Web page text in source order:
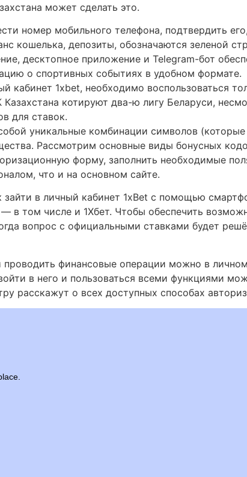
может сделать это.
номер мобильного телефона, подтвердить
кошелька, депозиты, обозначаются зеленой
десктопное приложение и Telegram-бот
о спортивных событиях в удобном формате.
кабинет 1xbet, необходимо воспользоваться
котируют два-ю лигу Беларуси,
для ставок.
уникальные комбинации символов
Рассмотрим основные виды бонусных
форму, заполнить необходимые
что и на основном сайте.
в личный кабинет 1xBet с помощью
в том числе и 1Хбет. Чтобы обеспечить
вопрос с официальными ставками будет
проводить финансовые операции можно в
в него и пользоваться всеми функциями
расскажут о всех доступных способах